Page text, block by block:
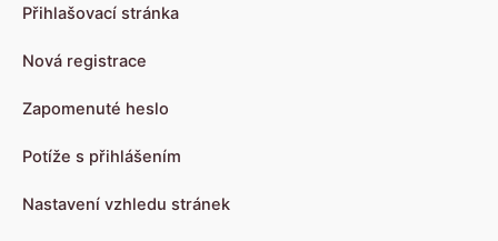
Přihlašovací stránka
Nová registrace
Zapomenuté heslo
Potíže s přihlášením
Nastavení vzhledu stránek